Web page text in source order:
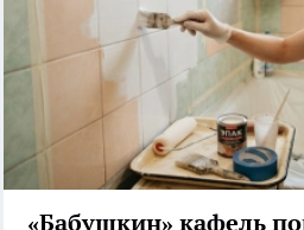
«Бабушкин» кафель